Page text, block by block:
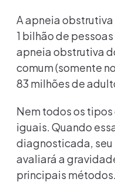
A apneia obstrutiva
1 bilhão de
apneia obstrutiva
comum (somente
83 milhões de
Nem todos os
iguais. Quando
diagnosticada,
avaliará a
principais métodos.